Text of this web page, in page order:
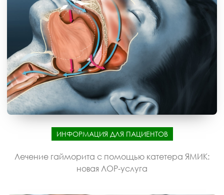
ИНФОРМАЦИЯ ДЛЯ ПАЦИЕНТОВ
Лечение гайморита с помощью катетера ЯМИК:
новая ЛОР-услуга